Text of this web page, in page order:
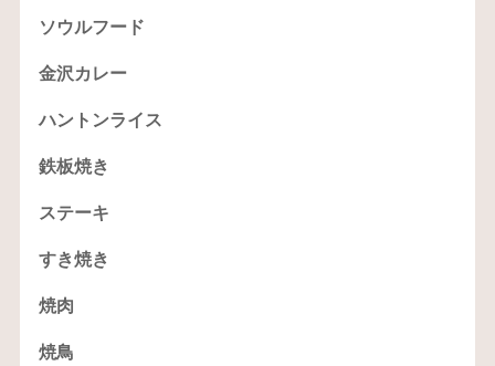
ソウルフード
金沢カレー
ハントンライス
鉄板焼き
ステーキ
すき焼き
焼肉
焼鳥